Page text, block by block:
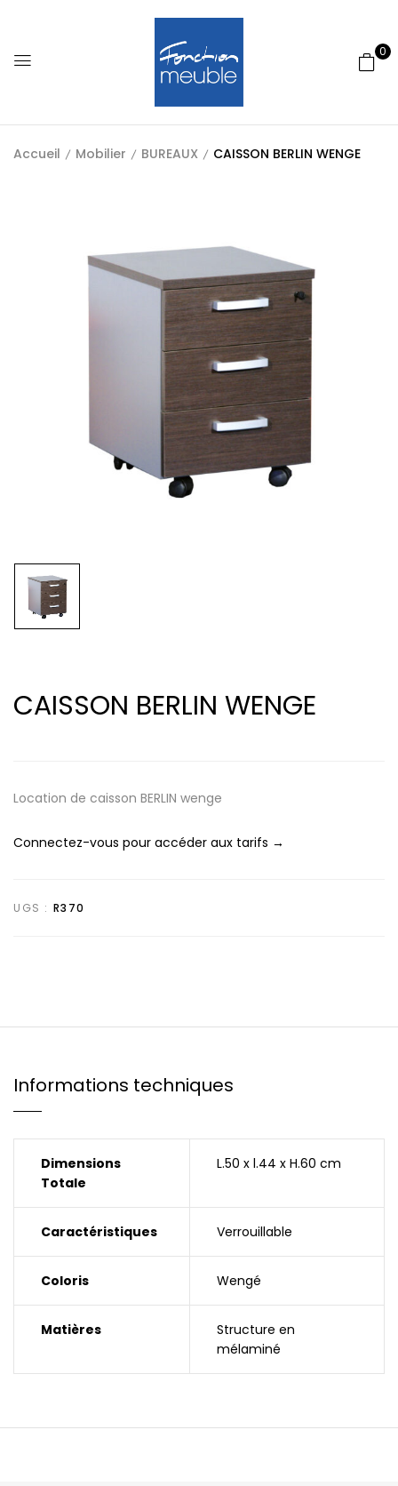
0
Accueil Mobilier BUREAUX CAISSON BERLIN WENGE
CAISSON BERLIN WENGE
Location de caisson BERLIN wenge
Connectez-vous pour accéder aux tarifs →
UGS : R370
Informations techniques
Dimensions
Totale
L.50 x l.44 x H.60 cm
Caractéristiques Verrouillable
Coloris Wengé
Matières
Structure en
mélaminé